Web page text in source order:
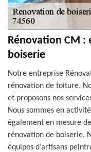
Rénovation CM
boiserie
Notre entreprise
rénovation de toiture.
et proposons nos
Nous sommes en
également en mesure
rénovation de boiserie.
équipes d’artisans